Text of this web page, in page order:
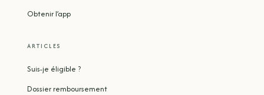
Obtenir l’app
ARTICLES
Suis-je éligible ?
Dossier remboursement